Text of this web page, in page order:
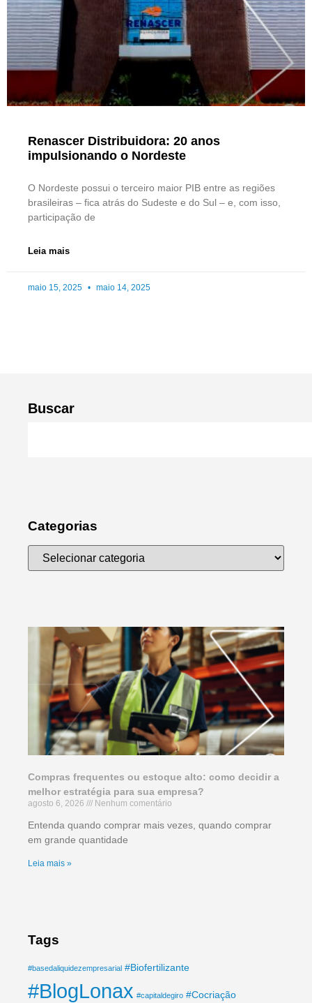
Buscar
Categorias
Compras frequentes ou estoque alto: como decidir a
melhor estratégia para sua empresa?
agosto 6, 2026 Nenhum comentário
Entenda quando comprar mais vezes, quando comprar
em grande quantidade
Leia mais »
Tags
#basedaliquidezempresarial #Biofertilizante
#BlogLonax #capitaldegiro #Cocriação
Renascer Distribuidora: 20 anos
impulsionando o Nordeste
O Nordeste possui o terceiro maior PIB entre as regiões
brasileiras – fica atrás do Sudeste e do Sul – e, com isso,
participação de
Leia mais
maio 15, 2025 maio 14, 2025